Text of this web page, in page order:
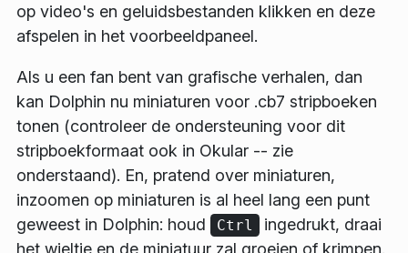
op video's en geluidsbestanden klikken en deze
afspelen in het voorbeeldpaneel.
Als u een fan bent van grafische verhalen, dan
kan Dolphin nu miniaturen voor .cb7 stripboeken
tonen (controleer de ondersteuning voor dit
stripboekformaat ook in Okular -- zie
onderstaand). En, pratend over miniaturen,
inzoomen op miniaturen is al heel lang een punt
geweest in Dolphin: houd
Ctrl
ingedrukt, draai
het wieltje en de miniatuur zal groeien of krimpen.